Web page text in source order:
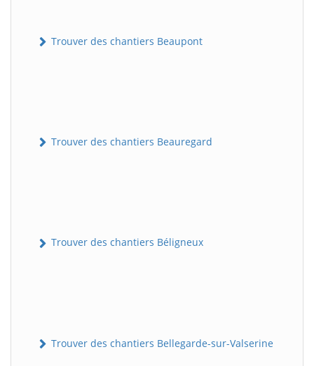
Trouver des chantiers Beaupont
Trouver des chantiers Beauregard
Trouver des chantiers Béligneux
Trouver des chantiers Bellegarde-sur-Valserine